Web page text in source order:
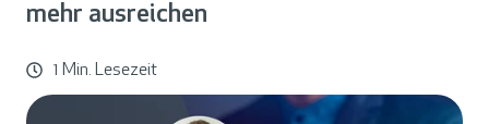
mehr ausreichen
1 Min. Lesezeit